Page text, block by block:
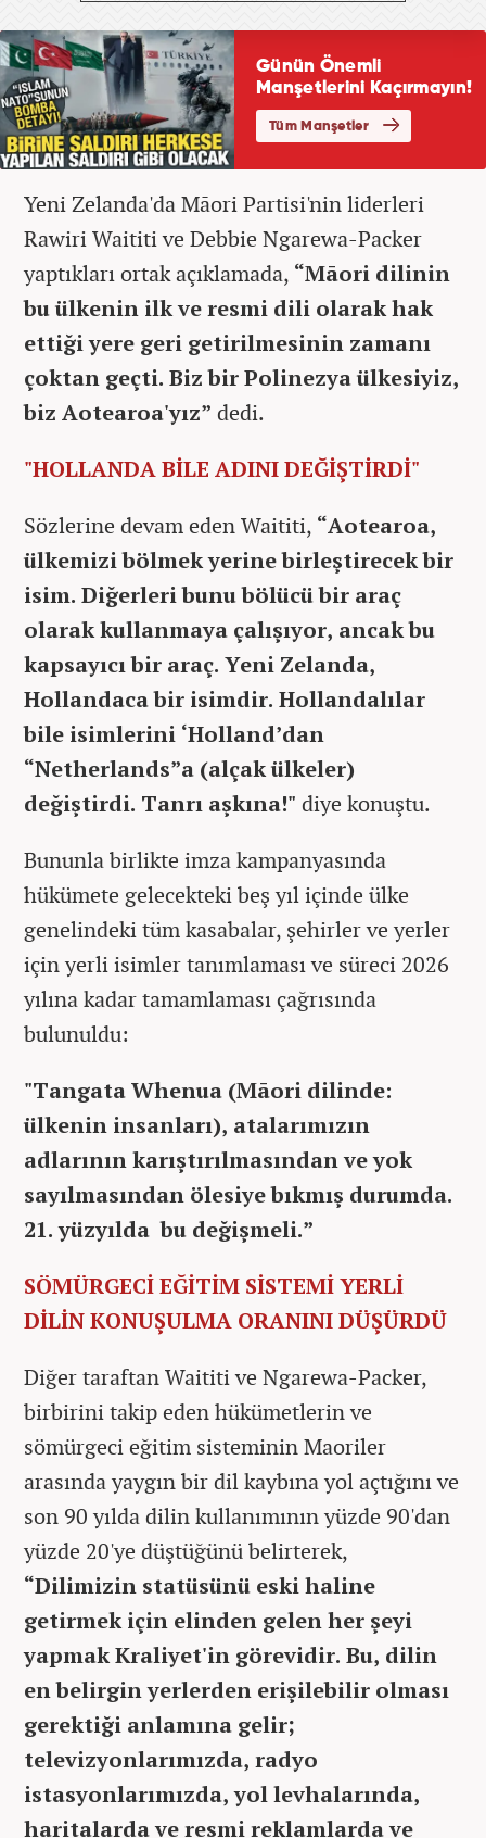
Yeni Zelanda'da Māori Partisi'nin liderleri
Rawiri Waititi ve Debbie Ngarewa-Packer
yaptıkları ortak açıklamada, “Māori dilinin
bu ülkenin ilk ve resmi dili olarak hak
ettiği yere geri getirilmesinin zamanı
çoktan geçti. Biz bir Polinezya ülkesiyiz,
biz Aotearoa'yız” dedi.
"HOLLANDA BİLE ADINI DEĞİŞTİRDİ"
Sözlerine devam eden Waititi, “Aotearoa,
ülkemizi bölmek yerine birleştirecek bir
isim. Diğerleri bunu bölücü bir araç
olarak kullanmaya çalışıyor, ancak bu
kapsayıcı bir araç. Yeni Zelanda,
Hollandaca bir isimdir. Hollandalılar
bile isimlerini ‘Holland’dan
“Netherlands”a (alçak ülkeler)
değiştirdi. Tanrı aşkına!" diye konuştu.
Bununla birlikte imza kampanyasında
hükümete gelecekteki beş yıl içinde ülke
genelindeki tüm kasabalar, şehirler ve yerler
için yerli isimler tanımlaması ve süreci 2026
yılına kadar tamamlaması çağrısında
bulunuldu:
"Tangata Whenua (Māori dilinde:
ülkenin insanları), atalarımızın
adlarının karıştırılmasından ve yok
sayılmasından ölesiye bıkmış durumda.
21. yüzyılda bu değişmeli.”
SÖMÜRGECİ EĞİTİM SİSTEMİ YERLİ
DİLİN KONUŞULMA ORANINI DÜŞÜRDÜ
Diğer taraftan Waititi ve Ngarewa-Packer,
birbirini takip eden hükümetlerin ve
sömürgeci eğitim sisteminin Maoriler
arasında yaygın bir dil kaybına yol açtığını ve
son 90 yılda dilin kullanımının yüzde 90'dan
yüzde 20'ye düştüğünü belirterek,
“Dilimizin statüsünü eski haline
getirmek için elinden gelen her şeyi
yapmak Kraliyet'in görevidir. Bu, dilin
en belirgin yerlerden erişilebilir olması
gerektiği anlamına gelir;
televizyonlarımızda, radyo
istasyonlarımızda, yol levhalarında,
haritalarda ve resmi reklamlarda ve